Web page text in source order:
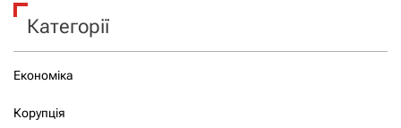
Категорії
Економіка
Корупція